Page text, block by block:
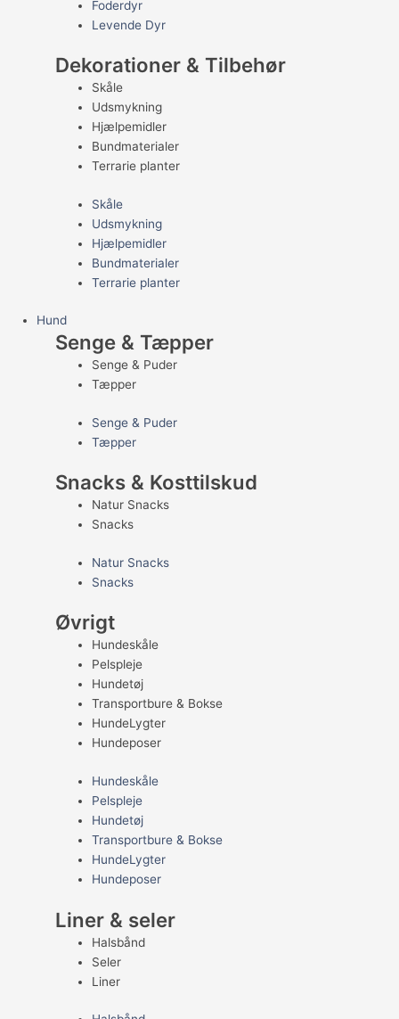
Foderdyr
Levende Dyr
Dekorationer & Tilbehør
Skåle
Udsmykning
Hjælpemidler
Bundmaterialer
Terrarie planter
Skåle
Udsmykning
Hjælpemidler
Bundmaterialer
Terrarie planter
Hund
Senge & Tæpper
Senge & Puder
Tæpper
Senge & Puder
Tæpper
Snacks & Kosttilskud
Natur Snacks
Snacks
Natur Snacks
Snacks
Øvrigt
Hundeskåle
Pelspleje
Hundetøj
Transportbure & Bokse
HundeLygter
Hundeposer
Hundeskåle
Pelspleje
Hundetøj
Transportbure & Bokse
HundeLygter
Hundeposer
Liner & seler
Halsbånd
Seler
Liner